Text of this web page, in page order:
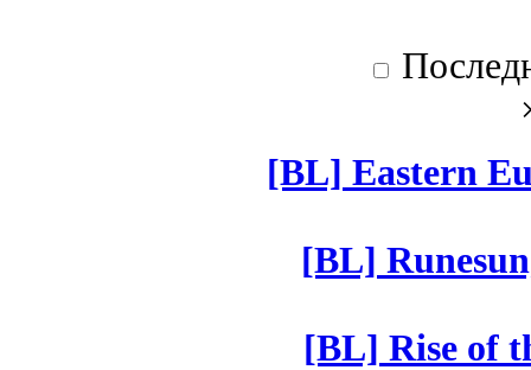
[BL] Eastern
[BL]
[BL] Rise of